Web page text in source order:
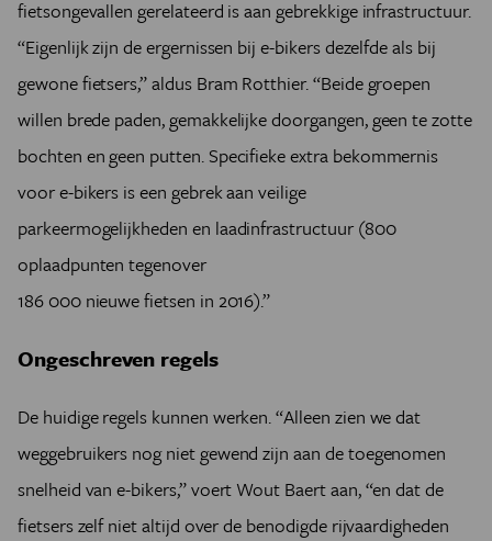
fietsongevallen gerelateerd is aan gebrekkige infrastructuur.
“Eigenlijk zijn de ergernissen bij e-bikers dezelfde als bij
gewone fietsers,” aldus Bram Rotthier. “Beide groepen
willen brede paden, gemakkelijke doorgangen, geen te zotte
bochten en geen putten. Specifieke extra bekommernis
voor e-bikers is een gebrek aan veilige
parkeermogelijkheden en laadinfrastructuur (800
oplaadpunten tegenover
186 000 nieuwe fietsen in 2016).”
Ongeschreven regels
De huidige regels kunnen werken. “Alleen zien we dat
weggebruikers nog niet gewend zijn aan de toegenomen
snelheid van e-bikers,” voert Wout Baert aan, “en dat de
fietsers zelf niet altijd over de benodigde rijvaardigheden